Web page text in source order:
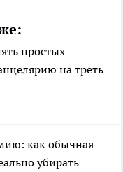
простых
на треть
как обычная
убирать